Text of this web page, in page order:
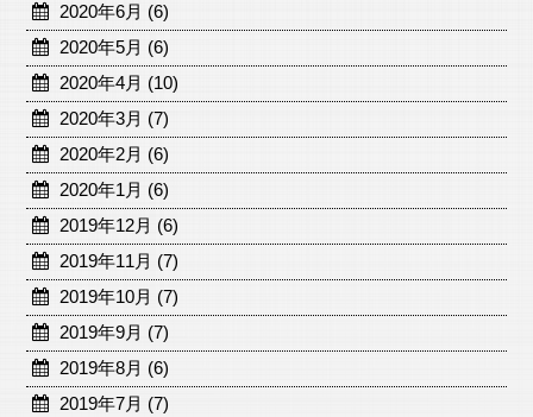
2020年6月 (6)
2020年5月 (6)
2020年4月 (10)
2020年3月 (7)
2020年2月 (6)
2020年1月 (6)
2019年12月 (6)
2019年11月 (7)
2019年10月 (7)
2019年9月 (7)
2019年8月 (6)
2019年7月 (7)